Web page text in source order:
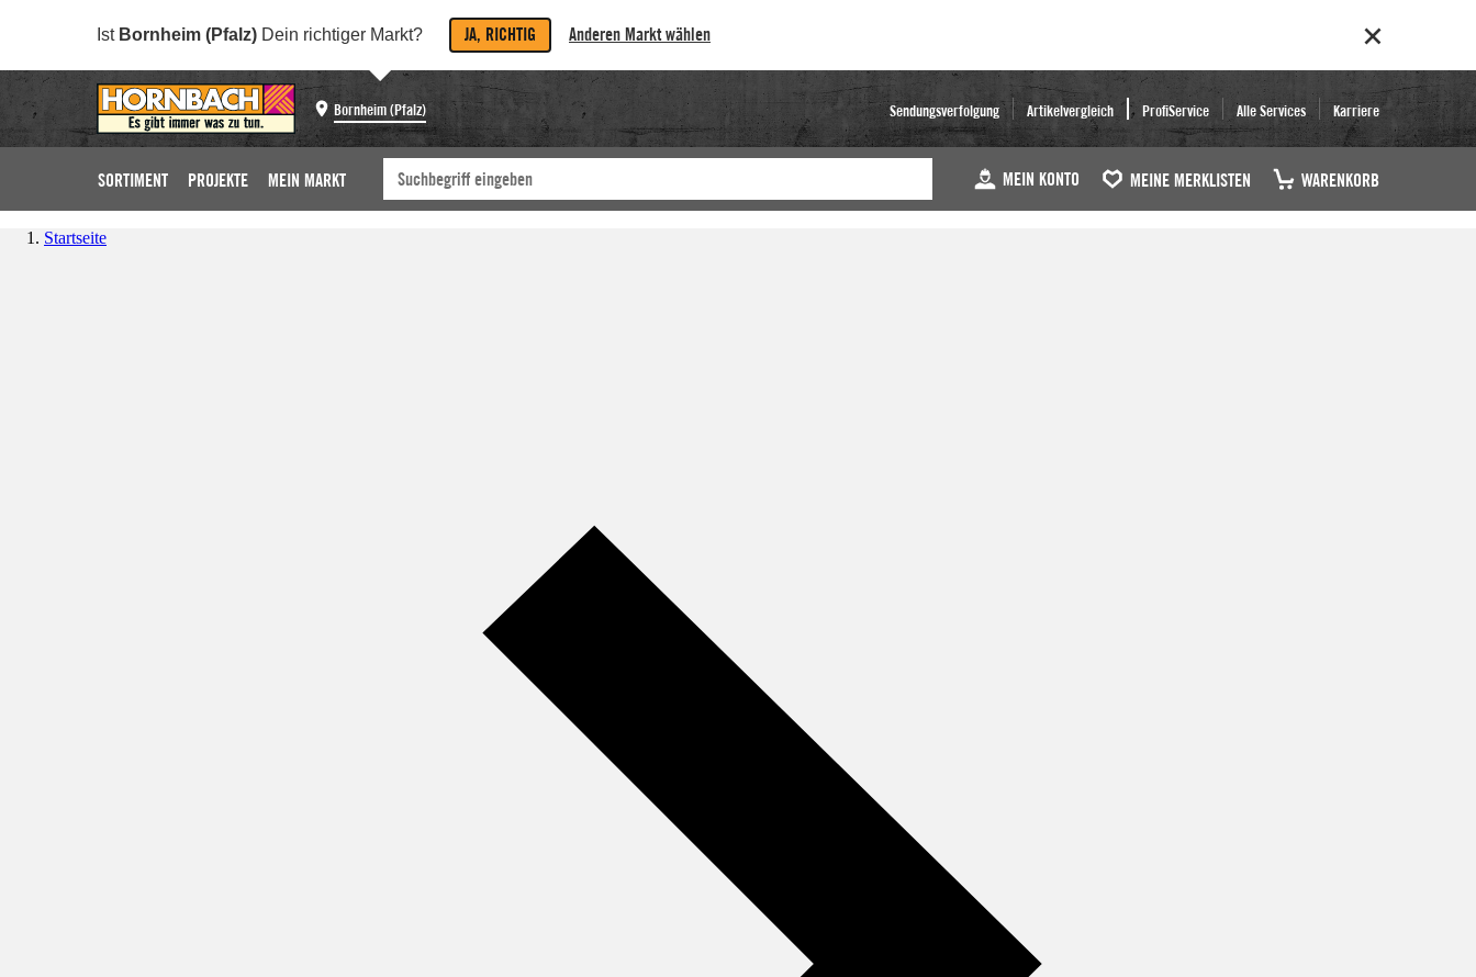
Ist Bornheim (Pfalz) Dein richtiger Markt? JA, RICHTIG Anderen Markt wählen
Bornheim (Pfalz) Sendungsverfolgung Artikelvergleich ProfiService Alle Services Karriere
SORTIMENT PROJEKTE MEIN MARKT MEIN KONTO MEINE MERKLISTEN WARENKORB
Startseite